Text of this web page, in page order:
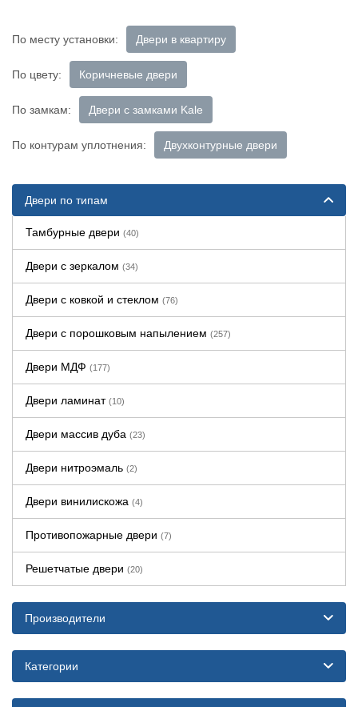
По месту установки: Двери в квартиру
По цвету: Коричневые двери
По замкам: Двери с замками Kale
По контурам уплотнения: Двухконтурные двери
Двери по типам
Тамбурные двери (40)
Двери с зеркалом (34)
Двери с ковкой и стеклом (76)
Двери с порошковым напылением (257)
Двери МДФ (177)
Двери ламинат (10)
Двери массив дуба (23)
Двери нитроэмаль (2)
Двери винилискожа (4)
Противопожарные двери (7)
Решетчатые двери (20)
Производители
Категории